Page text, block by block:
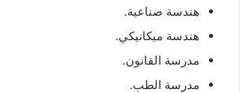
هندسة صناعية.
هندسة ميكانيكي.
مدرسة القانون.
مدرسة الطب.